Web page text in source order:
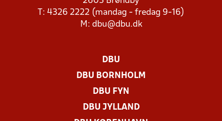
T: 4326 2222 (mandag - fredag 9-16)
M: dbu@dbu.dk
DBU
DBU BORNHOLM
DBU FYN
DBU JYLLAND